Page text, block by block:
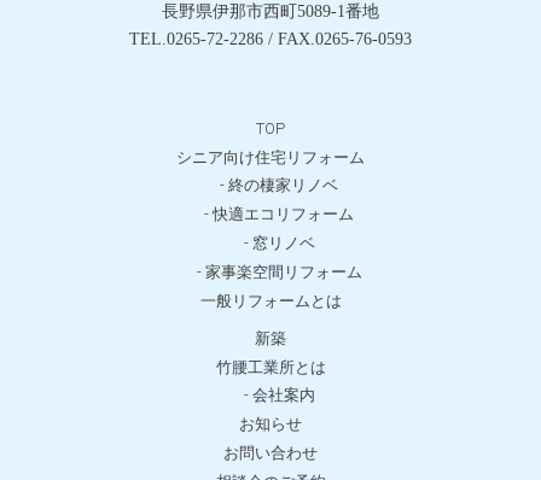
長野県伊那市西町5089-1番地
TEL.0265-72-2286 / FAX.0265-76-0593
TOP
シニア向け住宅リフォーム
- 終の棲家リノベ
- 快適エコリフォーム
- 窓リノベ
- 家事楽空間リフォーム
一般リフォームとは
新築
竹腰工業所とは
- 会社案内
お知らせ
お問い合わせ